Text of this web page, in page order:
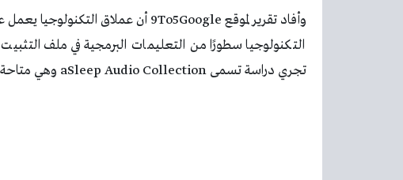
تجري دراسة تسمى aSleep Audio Collection وهي متاحة فقط لموظفي Google.